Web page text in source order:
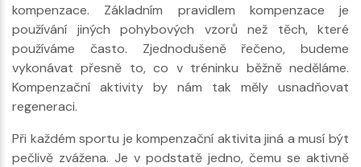
kompenzace. Základním pravidlem kompenzace je
používání jiných pohybových vzorů než těch, které
používáme často. Zjednodušeně řečeno, budeme
vykonávat přesně to, co v tréninku běžně neděláme.
Kompenzační aktivity by nám tak měly usnadňovat
regeneraci.
Při každém sportu je kompenzační aktivita jiná a musí být
pečlivě zvážena. Je v podstatě jedno, čemu se aktivně